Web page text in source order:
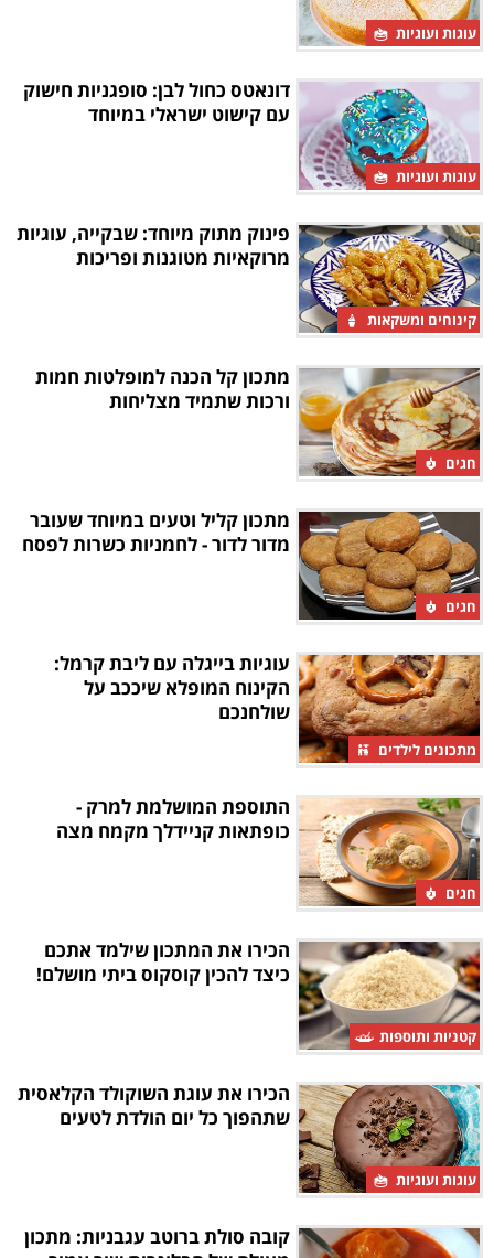
עוגות ועוגיות
עוגות ועוגיות
דונאטס כחול לבן: סופגניות חישוק
עם קישוט ישראלי במיוחד
קינוחים ומשקאות
פינוק מתוק מיוחד: שבקייה, עוגיות
מרוקאיות מטוגנות ופריכות
חגים
מתכון קל הכנה למופלטות חמות
ורכות שתמיד מצליחות
חגים
מתכון קליל וטעים במיוחד שעובר
מדור לדור - לחמניות כשרות לפסח
מתכונים לילדים
עוגיות בייגלה עם ליבת קרמל:
הקינוח המופלא שיככב על
שולחנכם
חגים
התוספת המושלמת למרק -
כופתאות קניידלך מקמח מצה
קטניות ותוספות
הכירו את המתכון שילמד אתכם
כיצד להכין קוסקוס ביתי מושלם!
עוגות ועוגיות
הכירו את עוגת השוקולד הקלאסית
שתהפוך כל יום הולדת לטעים
קובה סולת ברוטב עגבניות: מתכון